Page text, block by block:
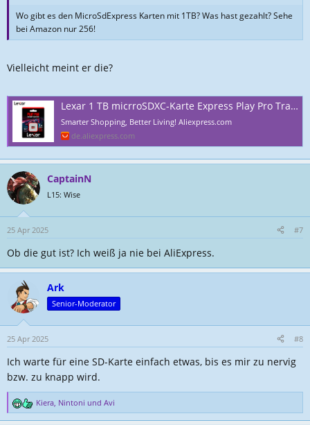
Wo gibt es den MicroSdExpress Karten mit 1TB? Was hast gezahlt? Sehe
bei Amazon nur 256!
Vielleicht meint er die?
Lexar 1 TB micrroSDXC-Karte Express Play Pro TransFlash-Speicherkarte Lesen bis zu 900 MB/s 512 GB 256 GB U3 V30 Originalkarte für Switch - AliExpress
Smarter Shopping, Better Living! Aliexpress.com
de.aliexpress.com
CaptainN
L15: Wise
25 Apr 2025 #7
Ob die gut ist? Ich weiß ja nie bei AliExpress.
Ark
Senior-Moderator
25 Apr 2025 #8
Ich warte für eine SD-Karte einfach etwas, bis es mir zu nervig
bzw. zu knapp wird.
R
e
Kiera Nintoni und Avi